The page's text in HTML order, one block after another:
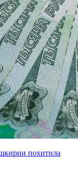
похитила